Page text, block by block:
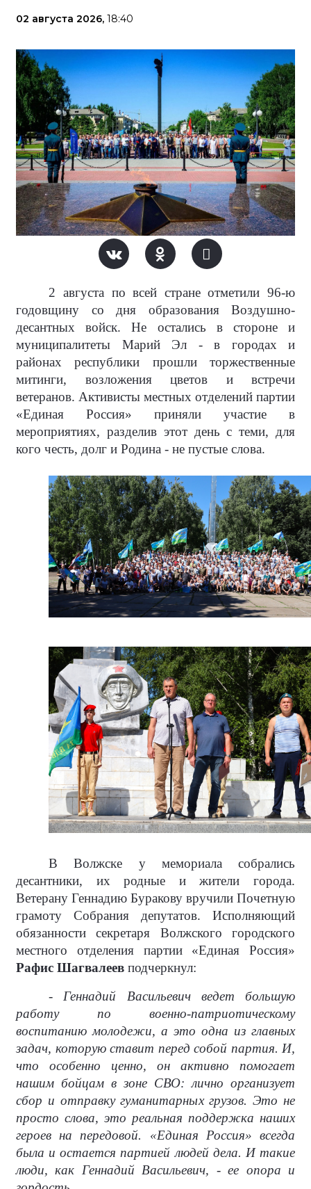
02 августа 2026, 18:40
2 августа по всей стране отметили 96-ю
годовщину со дня образования Воздушно-
десантных войск. Не остались в стороне и
муниципалитеты Марий Эл - в городах и
районах республики прошли торжественные
митинги, возложения цветов и встречи
ветеранов. Активисты местных отделений партии
«Единая Россия» приняли участие в
мероприятиях, разделив этот день с теми, для
кого честь, долг и Родина - не пустые слова.
В Волжске у мемориала собрались
десантники, их родные и жители города.
Ветерану Геннадию Буракову вручили Почетную
грамоту Собрания депутатов. Исполняющий
обязанности секретаря Волжского городского
местного отделения партии «Единая Россия»
Рафис Шагвалеев подчеркнул:
- Геннадий Васильевич ведет большую
работу по военно-патриотическому
воспитанию молодежи, а это одна из главных
задач, которую ставит перед собой партия. И,
что особенно ценно, он активно помогает
нашим бойцам в зоне СВО: лично организует
сбор и отправку гуманитарных грузов. Это не
просто слова, это реальная поддержка наших
героев на передовой. «Единая Россия» всегда
была и остается партией людей дела. И такие
люди, как Геннадий Васильевич, - ее опора и